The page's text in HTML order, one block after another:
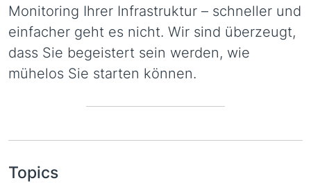
Monitoring Ihrer Infrastruktur – schneller und
einfacher geht es nicht. Wir sind überzeugt,
dass Sie begeistert sein werden, wie
mühelos Sie starten können.
Topics